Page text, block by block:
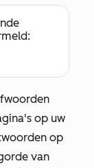
op uw
op
van